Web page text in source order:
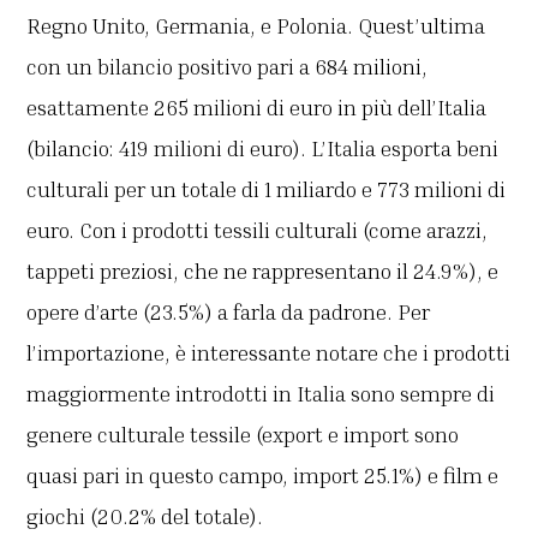
Regno Unito, Germania, e Polonia. Quest’ultima
con un bilancio positivo pari a 684 milioni,
esattamente 265 milioni di euro in più dell’Italia
(bilancio: 419 milioni di euro). L’Italia esporta beni
culturali per un totale di 1 miliardo e 773 milioni di
euro. Con i prodotti tessili culturali (come arazzi,
tappeti preziosi, che ne rappresentano il 24.9%), e
opere d’arte (23.5%) a farla da padrone. Per
l’importazione, è interessante notare che i prodotti
maggiormente introdotti in Italia sono sempre di
genere culturale tessile (export e import sono
quasi pari in questo campo, import 25.1%) e film e
giochi (20.2% del totale).